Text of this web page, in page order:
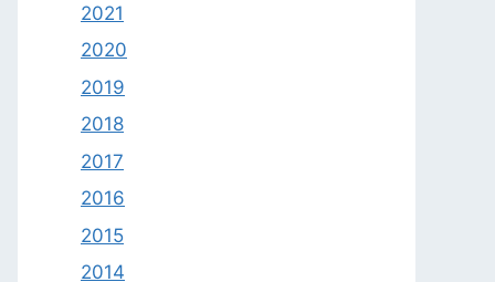
2021
2020
2019
2018
2017
2016
2015
2014